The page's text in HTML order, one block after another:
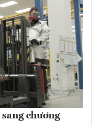
chương